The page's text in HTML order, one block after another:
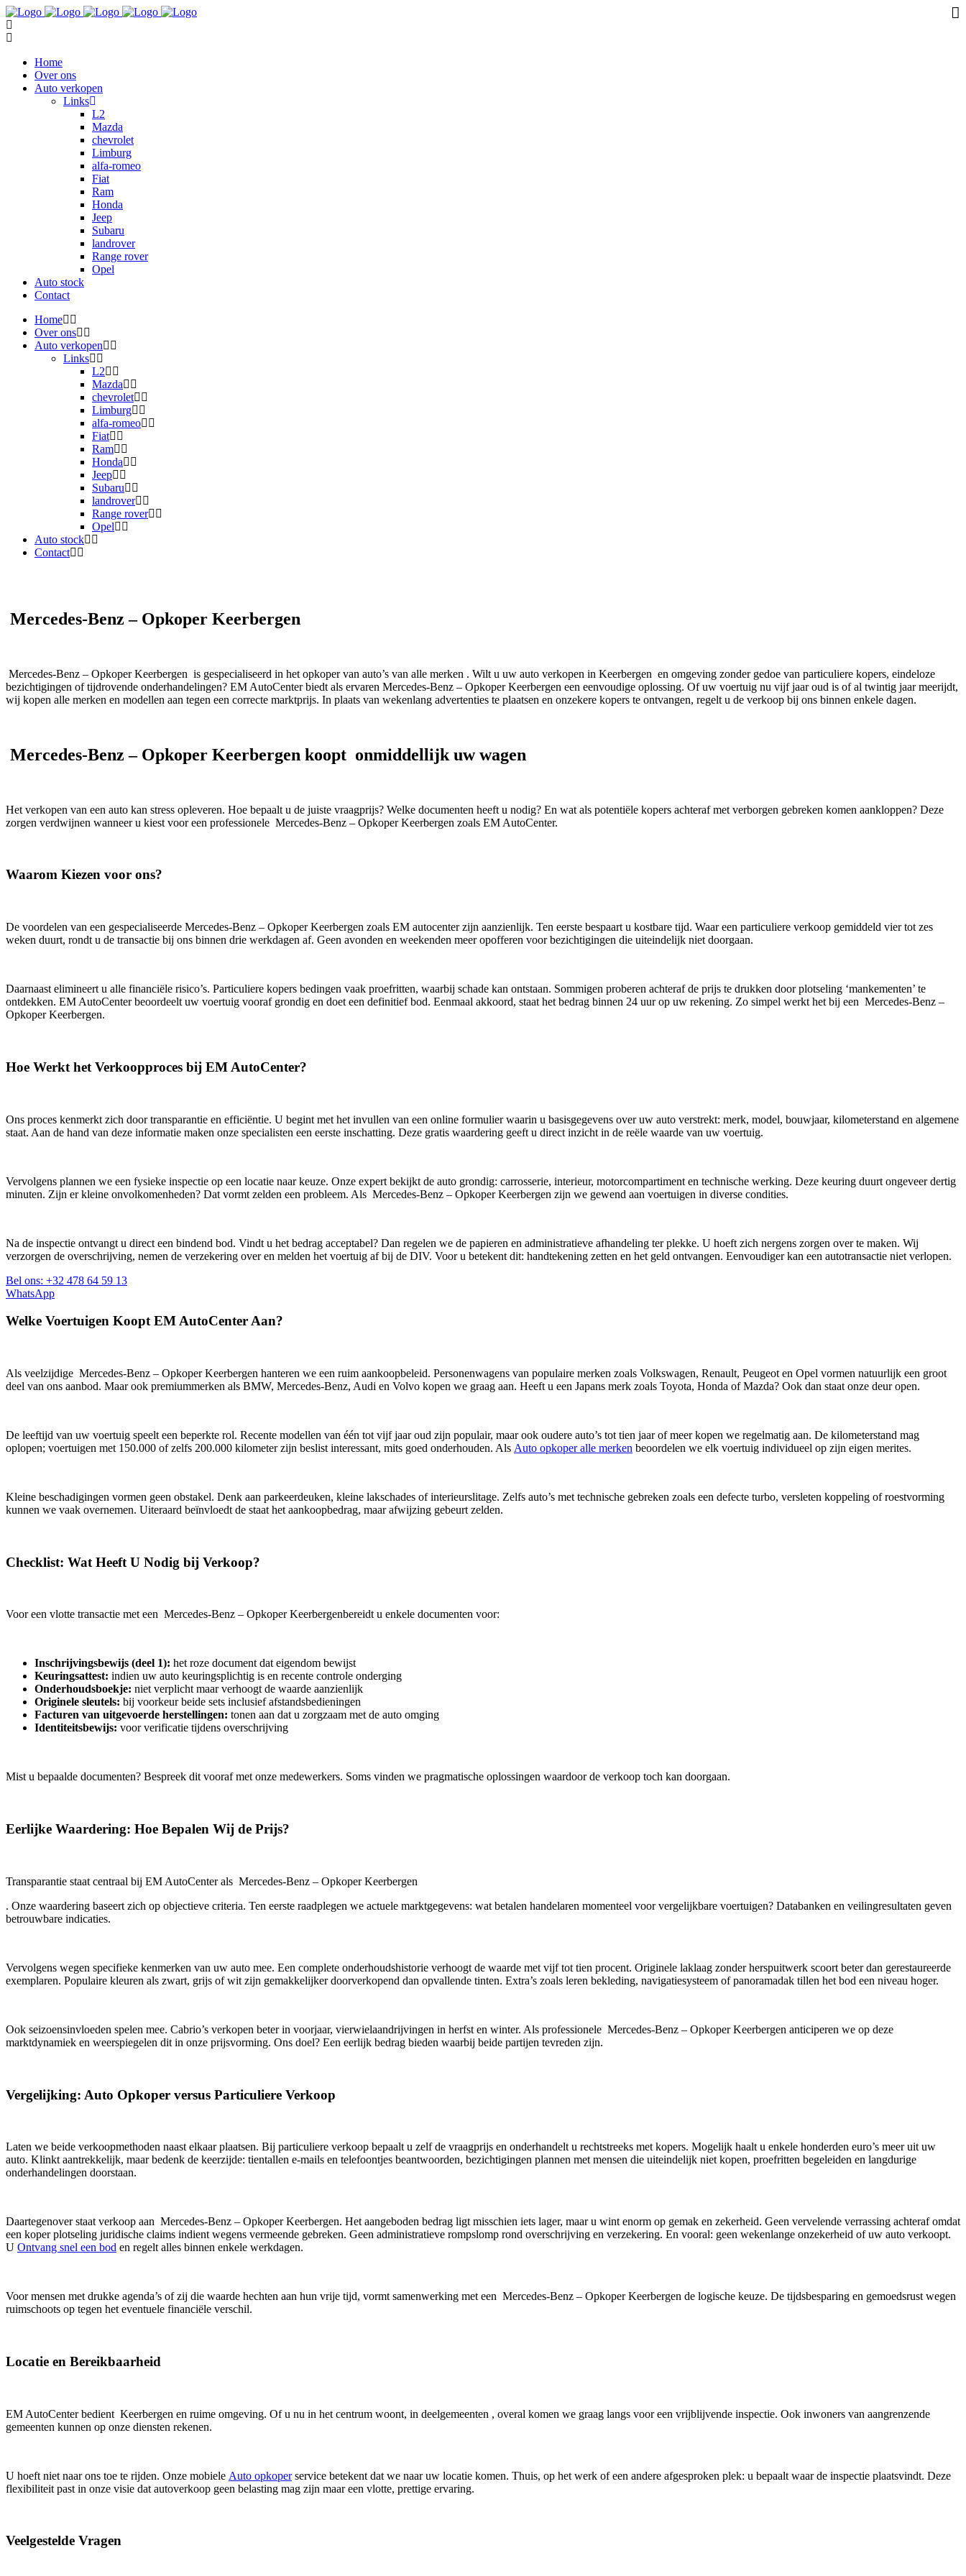
Home
Over ons
Auto verkopen
Links
L2
Mazda
chevrolet
Limburg
alfa-romeo
Fiat
Ram
Honda
Jeep
Subaru
landrover
Range rover
Opel
Auto stock
Contact
Home
Over ons
Auto verkopen
Links
L2
Mazda
chevrolet
Limburg
alfa-romeo
Fiat
Ram
Honda
Jeep
Subaru
landrover
Range rover
Opel
Auto stock
Contact
Mercedes-Benz – Opkoper Keerbergen
Mercedes-Benz – Opkoper Keerbergen is gespecialiseerd in het opkoper van auto’s van alle merken . Wilt u uw auto verkopen in Keerbergen en omgeving zonder gedoe van particuliere kopers, eindeloze
bezichtigingen of tijdrovende onderhandelingen? EM AutoCenter biedt als ervaren Mercedes-Benz – Opkoper Keerbergen een eenvoudige oplossing. Of uw voertuig nu vijf jaar oud is of al twintig jaar meerijdt,
wij kopen alle merken en modellen aan tegen een correcte marktprijs. In plaats van wekenlang advertenties te plaatsen en onzekere kopers te ontvangen, regelt u de verkoop bij ons binnen enkele dagen.
Mercedes-Benz – Opkoper Keerbergen koopt onmiddellijk uw wagen
Het verkopen van een auto kan stress opleveren. Hoe bepaalt u de juiste vraagprijs? Welke documenten heeft u nodig? En wat als potentiële kopers achteraf met verborgen gebreken komen aankloppen? Deze
zorgen verdwijnen wanneer u kiest voor een professionele Mercedes-Benz – Opkoper Keerbergen zoals EM AutoCenter.
Waarom Kiezen voor ons?
De voordelen van een gespecialiseerde Mercedes-Benz – Opkoper Keerbergen zoals EM autocenter zijn aanzienlijk. Ten eerste bespaart u kostbare tijd. Waar een particuliere verkoop gemiddeld vier tot zes
weken duurt, rondt u de transactie bij ons binnen drie werkdagen af. Geen avonden en weekenden meer opofferen voor bezichtigingen die uiteindelijk niet doorgaan.
Daarnaast elimineert u alle financiële risico’s. Particuliere kopers bedingen vaak proefritten, waarbij schade kan ontstaan. Sommigen proberen achteraf de prijs te drukken door plotseling ‘mankementen’ te
ontdekken. EM AutoCenter beoordeelt uw voertuig vooraf grondig en doet een definitief bod. Eenmaal akkoord, staat het bedrag binnen 24 uur op uw rekening. Zo simpel werkt het bij een Mercedes-Benz –
Opkoper Keerbergen.
Hoe Werkt het Verkoopproces bij EM AutoCenter?
Ons proces kenmerkt zich door transparantie en efficiëntie. U begint met het invullen van een online formulier waarin u basisgegevens over uw auto verstrekt: merk, model, bouwjaar, kilometerstand en algemene
staat. Aan de hand van deze informatie maken onze specialisten een eerste inschatting. Deze gratis waardering geeft u direct inzicht in de reële waarde van uw voertuig.
Vervolgens plannen we een fysieke inspectie op een locatie naar keuze. Onze expert bekijkt de auto grondig: carrosserie, interieur, motorcompartiment en technische werking. Deze keuring duurt ongeveer dertig
minuten. Zijn er kleine onvolkomenheden? Dat vormt zelden een probleem. Als Mercedes-Benz – Opkoper Keerbergen zijn we gewend aan voertuigen in diverse condities.
Na de inspectie ontvangt u direct een bindend bod. Vindt u het bedrag acceptabel? Dan regelen we de papieren en administratieve afhandeling ter plekke. U hoeft zich nergens zorgen over te maken. Wij
verzorgen de overschrijving, nemen de verzekering over en melden het voertuig af bij de DIV. Voor u betekent dit: handtekening zetten en het geld ontvangen. Eenvoudiger kan een autotransactie niet verlopen.
Bel ons: +32 478 64 59 13
WhatsApp
Welke Voertuigen Koopt EM AutoCenter Aan?
Als veelzijdige Mercedes-Benz – Opkoper Keerbergen hanteren we een ruim aankoopbeleid. Personenwagens van populaire merken zoals Volkswagen, Renault, Peugeot en Opel vormen natuurlijk een groot
deel van ons aanbod. Maar ook premiummerken als BMW, Mercedes-Benz, Audi en Volvo kopen we graag aan. Heeft u een Japans merk zoals Toyota, Honda of Mazda? Ook dan staat onze deur open.
De leeftijd van uw voertuig speelt een beperkte rol. Recente modellen van één tot vijf jaar oud zijn populair, maar ook oudere auto’s tot tien jaar of meer kopen we regelmatig aan. De kilometerstand mag
oplopen; voertuigen met 150.000 of zelfs 200.000 kilometer zijn beslist interessant, mits goed onderhouden. Als Auto opkoper alle merken beoordelen we elk voertuig individueel op zijn eigen merites.
Kleine beschadigingen vormen geen obstakel. Denk aan parkeerdeuken, kleine lakschades of interieurslitage. Zelfs auto’s met technische gebreken zoals een defecte turbo, versleten koppeling of roestvorming
kunnen we vaak overnemen. Uiteraard beïnvloedt de staat het aankoopbedrag, maar afwijzing gebeurt zelden.
Checklist: Wat Heeft U Nodig bij Verkoop?
Voor een vlotte transactie met een Mercedes-Benz – Opkoper Keerbergenbereidt u enkele documenten voor:
Inschrijvingsbewijs (deel 1): het roze document dat eigendom bewijst
Keuringsattest: indien uw auto keuringsplichtig is en recente controle onderging
Onderhoudsboekje: niet verplicht maar verhoogt de waarde aanzienlijk
Originele sleutels: bij voorkeur beide sets inclusief afstandsbedieningen
Facturen van uitgevoerde herstellingen: tonen aan dat u zorgzaam met de auto omging
Identiteitsbewijs: voor verificatie tijdens overschrijving
Mist u bepaalde documenten? Bespreek dit vooraf met onze medewerkers. Soms vinden we pragmatische oplossingen waardoor de verkoop toch kan doorgaan.
Eerlijke Waardering: Hoe Bepalen Wij de Prijs?
Transparantie staat centraal bij EM AutoCenter als Mercedes-Benz – Opkoper Keerbergen
. Onze waardering baseert zich op objectieve criteria. Ten eerste raadplegen we actuele marktgegevens: wat betalen handelaren momenteel voor vergelijkbare voertuigen? Databanken en veilingresultaten geven
betrouwbare indicaties.
Vervolgens wegen specifieke kenmerken van uw auto mee. Een complete onderhoudshistorie verhoogt de waarde met vijf tot tien procent. Originele laklaag zonder herspuitwerk scoort beter dan gerestaureerde
exemplaren. Populaire kleuren als zwart, grijs of wit zijn gemakkelijker doorverkopend dan opvallende tinten. Extra’s zoals leren bekleding, navigatiesysteem of panoramadak tillen het bod een niveau hoger.
Ook seizoensinvloeden spelen mee. Cabrio’s verkopen beter in voorjaar, vierwielaandrijvingen in herfst en winter. Als professionele Mercedes-Benz – Opkoper Keerbergen anticiperen we op deze
marktdynamiek en weerspiegelen dit in onze prijsvorming. Ons doel? Een eerlijk bedrag bieden waarbij beide partijen tevreden zijn.
Vergelijking: Auto Opkoper versus Particuliere Verkoop
Laten we beide verkoopmethoden naast elkaar plaatsen. Bij particuliere verkoop bepaalt u zelf de vraagprijs en onderhandelt u rechtstreeks met kopers. Mogelijk haalt u enkele honderden euro’s meer uit uw
auto. Klinkt aantrekkelijk, maar bedenk de keerzijde: tientallen e-mails en telefoontjes beantwoorden, bezichtigingen plannen met mensen die uiteindelijk niet kopen, proefritten begeleiden en langdurige
onderhandelingen doorstaan.
Daartegenover staat verkoop aan Mercedes-Benz – Opkoper Keerbergen. Het aangeboden bedrag ligt misschien iets lager, maar u wint enorm op gemak en zekerheid. Geen vervelende verrassing achteraf omdat
een koper plotseling juridische claims indient wegens vermeende gebreken. Geen administratieve rompslomp rond overschrijving en verzekering. En vooral: geen wekenlange onzekerheid of uw auto verkoopt.
U Ontvang snel een bod en regelt alles binnen enkele werkdagen.
Voor mensen met drukke agenda’s of zij die waarde hechten aan hun vrije tijd, vormt samenwerking met een Mercedes-Benz – Opkoper Keerbergen de logische keuze. De tijdsbesparing en gemoedsrust wegen
ruimschoots op tegen het eventuele financiële verschil.
Locatie en Bereikbaarheid
EM AutoCenter bedient Keerbergen en ruime omgeving. Of u nu in het centrum woont, in deelgemeenten , overal komen we graag langs voor een vrijblijvende inspectie. Ook inwoners van aangrenzende
gemeenten kunnen op onze diensten rekenen.
U hoeft niet naar ons toe te rijden. Onze mobiele Auto opkoperservice betekent dat we naar uw locatie komen. Thuis, op het werk of een andere afgesproken plek: u bepaalt waar de inspectie plaatsvindt. Deze
flexibiliteit past in onze visie dat autoverkoop geen belasting mag zijn maar een vlotte, prettige ervaring.
Veelgestelde Vragen